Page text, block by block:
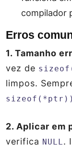
compilador
Erros
1. Tamanho
vez de
limpos.
2. Aplicar em
verifica NULL.